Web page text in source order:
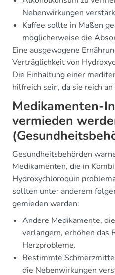
Nebenwirkungen
Kaffee sollte in Maßen
möglicherweise die
Eine ausgewogene
Verträglichkeit von
Die Einhaltung einer
hilfreich sein, da sie reich
Medikamenten-
vermieden
Gesundheitsbehörden
Medikamenten, die in
Hydroxychloroquin
sollten unter anderem
gemieden werden:
Andere Medikamente,
verlängern, erhöhen das
Herzprobleme.
Bestimmte
die Nebenwirkungen